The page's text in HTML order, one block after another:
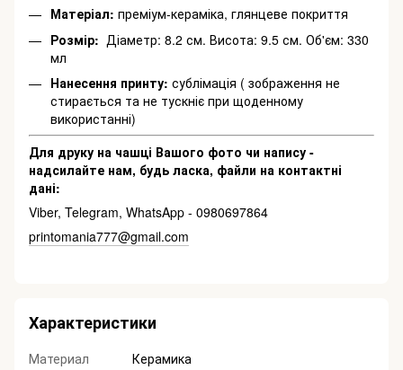
Матеріал: преміум-кераміка, глянцеве покриття
Розмір: Діаметр: 8.2 см. Висота: 9.5 см. Об'єм: 330
мл
Нанесення принту: сублімація ( зображення не
стирається та не тускніє при щоденному
використанні)
Для друку на чашці Вашого фото чи напису -
надсилайте нам, будь ласка, файли на контактні
дані:
Viber, Telegram, WhatsApp - 0980697864
printomania777@gmail.com
Характеристики
Материал
Керамика